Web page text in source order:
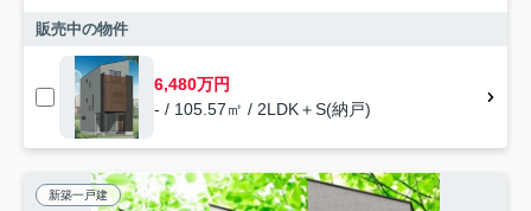
販売中の物件
6,480万円
- / 105.57㎡ / 2LDK＋S(納戸)
新築一戸建